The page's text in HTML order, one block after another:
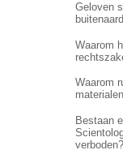
Geloven
Waarom
Waarom
Bestaan
verboden?